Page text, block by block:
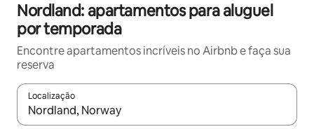
Nordland: apartamentos para aluguel
por temporada
Encontre apartamentos incríveis no Airbnb e faça sua
reserva
Localização
Quando os resultados estiverem disponíveis, explore-os